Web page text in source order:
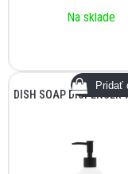
Na sklade
DISH SOAP DISPENSER